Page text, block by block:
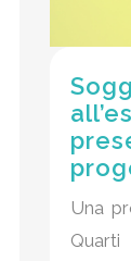
Una
Quarti